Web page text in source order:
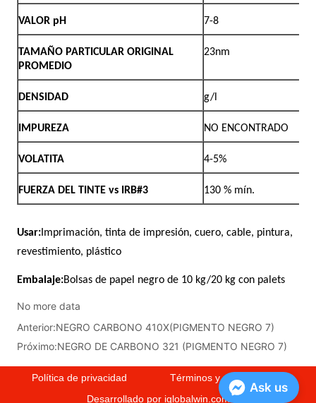
No more data
Anterior:NEGRO CARBONO 410X(PIGMENTO NEGRO 7)
Próximo:NEGRO DE CARBONO 321 (PIGMENTO NEGRO 7)
Política de privacidad
Términos y condiciones
Desarrollado por iglobalwin.com
Ask us